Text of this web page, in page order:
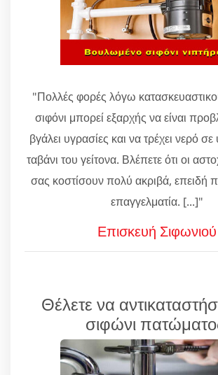
"Πολλές φορές λόγω
σιφόνι μπορεί εξαρχής να είναι
βγάλει υγρασίες και να τρέχει νερό
ταβάνι του γείτονα. Βλέπετε ότι οι
σας κοστίσουν πολύ ακριβά, επειδή
επαγγελματία. [...]"
Επισκευή Σιφωνιού
Θέλετε να
σιφώνι